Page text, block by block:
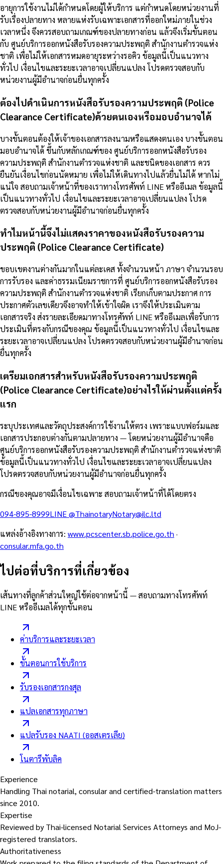
อายุการใช้งานไม่ได้กำหนดโดยผู้ให้บริการ แต่กำหนดโดยหน่วยงานที่
รับเรื่องปลายทาง หลายแห่งรับเฉพาะเอกสารที่ออกใหม่ภายในช่วง
เวลาหนึ่ง จึงควรสอบถามเกณฑ์ของปลายทางก่อน แล้วจึงเริ่มขั้นตอน
กับ ศูนย์บริการออกหนังสือรับรองความประพฤติ สำนักงานตำรวจแห่ง
ชาติ เพื่อไม่ให้เอกสารหมดอายุระหว่างรอคิว ข้อมูลนี้เป็นแนวทาง
ทั่วไป เงื่อนไขและระยะเวลาอาจเปลี่ยนแปลง โปรดตรวจสอบกับ
หน่วยงานผู้มีอำนาจก่อนยื่นทุกครั้ง
ต้องไปดำเนินการหนังสือรับรองความประพฤติ (Police
Clearance Certificate)ด้วยตนเองหรือมอบอำนาจได้
บางขั้นตอนต้องให้เจ้าของเอกสารลงนามหรือแสดงตนเอง บางขั้นตอน
มอบอำนาจได้ ขึ้นกับหลักเกณฑ์ของ ศูนย์บริการออกหนังสือรับรอง
ความประพฤติ สำนักงานตำรวจแห่งชาติ และชนิดของเอกสาร ควร
ยืนยันเงื่อนไขก่อนนัดหมาย เพื่อไม่ให้เดินทางไปแล้วยื่นไม่ได้ หากไม่
แน่ใจ สอบถามเจ้าหน้าที่ของเราทางโทรศัพท์ LINE หรืออีเมล ข้อมูลนี้
เป็นแนวทางทั่วไป เงื่อนไขและระยะเวลาอาจเปลี่ยนแปลง โปรด
ตรวจสอบกับหน่วยงานผู้มีอำนาจก่อนยื่นทุกครั้ง
ทำไมหน้านี้จึงไม่แสดงราคาของหนังสือรับรองความ
ประพฤติ (Police Clearance Certificate)
ขอบเขตงานต่างกันมากในแต่ละเคส ทั้งจำนวนหน้า ภาษา จำนวนรอบ
การรับรอง และค่าธรรมเนียมราชการที่ ศูนย์บริการออกหนังสือรับรอง
ความประพฤติ สำนักงานตำรวจแห่งชาติ เรียกเก็บตามประกาศ การ
ประกาศตัวเลขเดียวจึงอาจทำให้เข้าใจผิด เราจึงให้ประเมินตาม
เอกสารจริง ส่งรายละเอียดมาทางโทรศัพท์ LINE หรืออีเมลเพื่อรับการ
ประเมินที่ตรงกับกรณีของคุณ ข้อมูลนี้เป็นแนวทางทั่วไป เงื่อนไขและ
ระยะเวลาอาจเปลี่ยนแปลง โปรดตรวจสอบกับหน่วยงานผู้มีอำนาจก่อน
ยื่นทุกครั้ง
เตรียมเอกสารสำหรับหนังสือรับรองความประพฤติ
(Police Clearance Certificate)อย่างไรให้ผ่านตั้งแต่ครั้ง
แรก
ระบุประเทศและวัตถุประสงค์การใช้งานให้ตรง เพราะแบบฟอร์มและ
เอกสารประกอบต่างกันตามปลายทาง — โดยหน่วยงานผู้มีอำนาจคือ
ศูนย์บริการออกหนังสือรับรองความประพฤติ สำนักงานตำรวจแห่งชาติ
ข้อมูลนี้เป็นแนวทางทั่วไป เงื่อนไขและระยะเวลาอาจเปลี่ยนแปลง
โปรดตรวจสอบกับหน่วยงานผู้มีอำนาจก่อนยื่นทุกครั้ง
กรณีของคุณอาจมีเงื่อนไขเฉพาะ สอบถามเจ้าหน้าที่ได้โดยตรง
094-895-8999LINE@ThainotaryNotary@ilc.ltd
แหล่งอ้างอิงทางการ: www.pcscenter.sb.police.go.th ·
consular.mfa.go.th
ไปต่อที่บริการที่เกี่ยวข้อง
เส้นทางที่ลูกค้าส่วนใหญ่ใช้ต่อจากหน้านี้ — สอบถามทางโทรศัพท์
LINE หรืออีเมลได้ทุกขั้นตอน
ค่าบริการและระยะเวลา
ขั้นตอนการใช้บริการ
รับรองเอกสารกงสุล
แปลเอกสารทุกภาษา
แปลรับรอง NAATI (ออสเตรเลีย)
โนตารีพับลิค
Experience
Handling Thai notarial, consular and certified-translation matters
since 2010.
Expertise
Reviewed by Thai-licensed Notarial Services Attorneys and MoJ-
registered translators.
Authoritativeness